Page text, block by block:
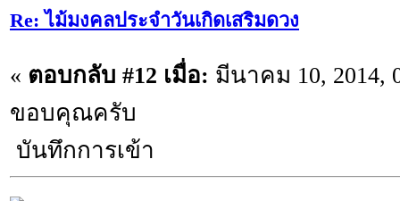
Re: ไม้มงคลประจำวันเกิดเสริมดวง
« ตอบกลับ #12 เมื่อ: มีนาคม 10, 2014,
ขอบคุณครับ
บันทึกการเข้า